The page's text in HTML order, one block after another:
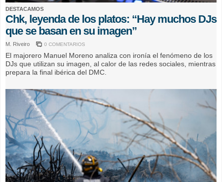
DESTACAMOS
Chk, leyenda de los platos: “Hay muchos DJs
que se basan en su imagen”
M. Riveiro 0 COMENTARIOS
El majorero Manuel Moreno analiza con ironía el fenómeno de los
DJs que utilizan su imagen, al calor de las redes sociales, mientras
prepara la final ibérica del DMC.